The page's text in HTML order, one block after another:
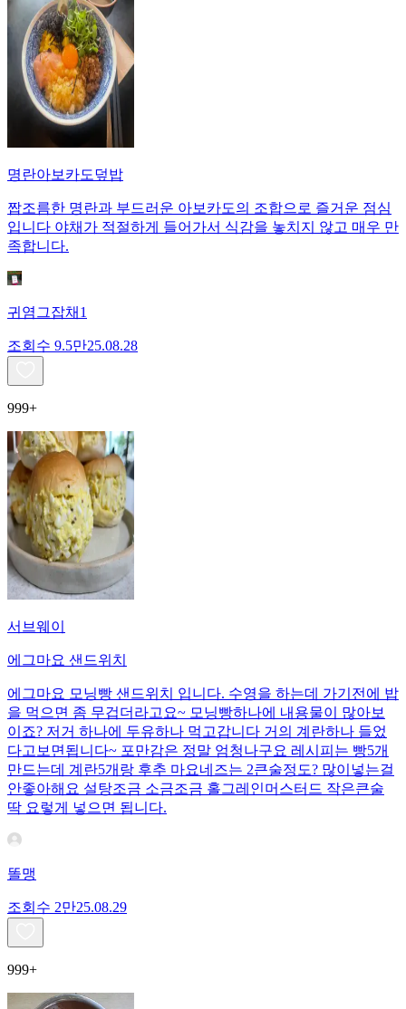
명란아보카도덮밥
짭조름한 명란과 부드러운 아보카도의 조합으로 즐거운 점심
입니다 야채가 적절하게 들어가서 식감을 놓치지 않고 매우 만
족합니다.
귀염그잡채1
조회수 9.5만25.08.28
999+
서브웨이
에그마요 샌드위치
에그마요 모닝빵 샌드위치 입니다. 수영을 하는데 가기전에 밥
을 먹으면 좀 무겁더라고요~ 모닝빵하나에 내용물이 많아보
이죠? 저거 하나에 두유하나 먹고갑니다 거의 계란하나 들었
다고보면됩니다~ 포만감은 정말 엄청나구요 레시피는 빵5개
만드는데 계란5개랑 후추 마요네즈는 2큰술정도? 많이넣는걸
안좋아해요 설탕조금 소금조금 홀그레인머스터드 작은큰술
딱 요렇게 넣으면 됩니다.
똘맹
조회수 2만25.08.29
999+